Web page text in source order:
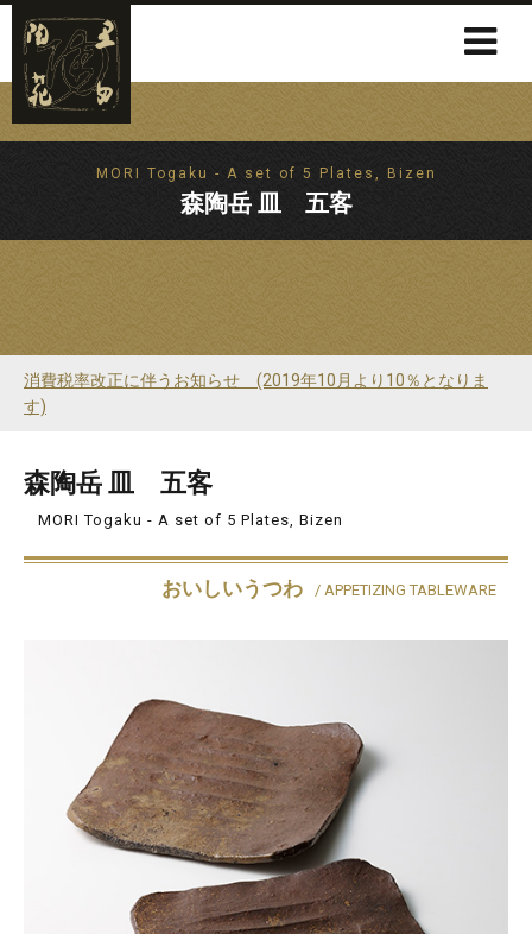
MORI Togaku - A set of 5 Plates, Bizen
森陶岳 皿 五客
消費税率改正に伴うお知らせ (2019年10月より10％となりま
す)
森陶岳 皿 五客
MORI Togaku - A set of 5 Plates, Bizen
おいしいうつわ / APPETIZING TABLEWARE